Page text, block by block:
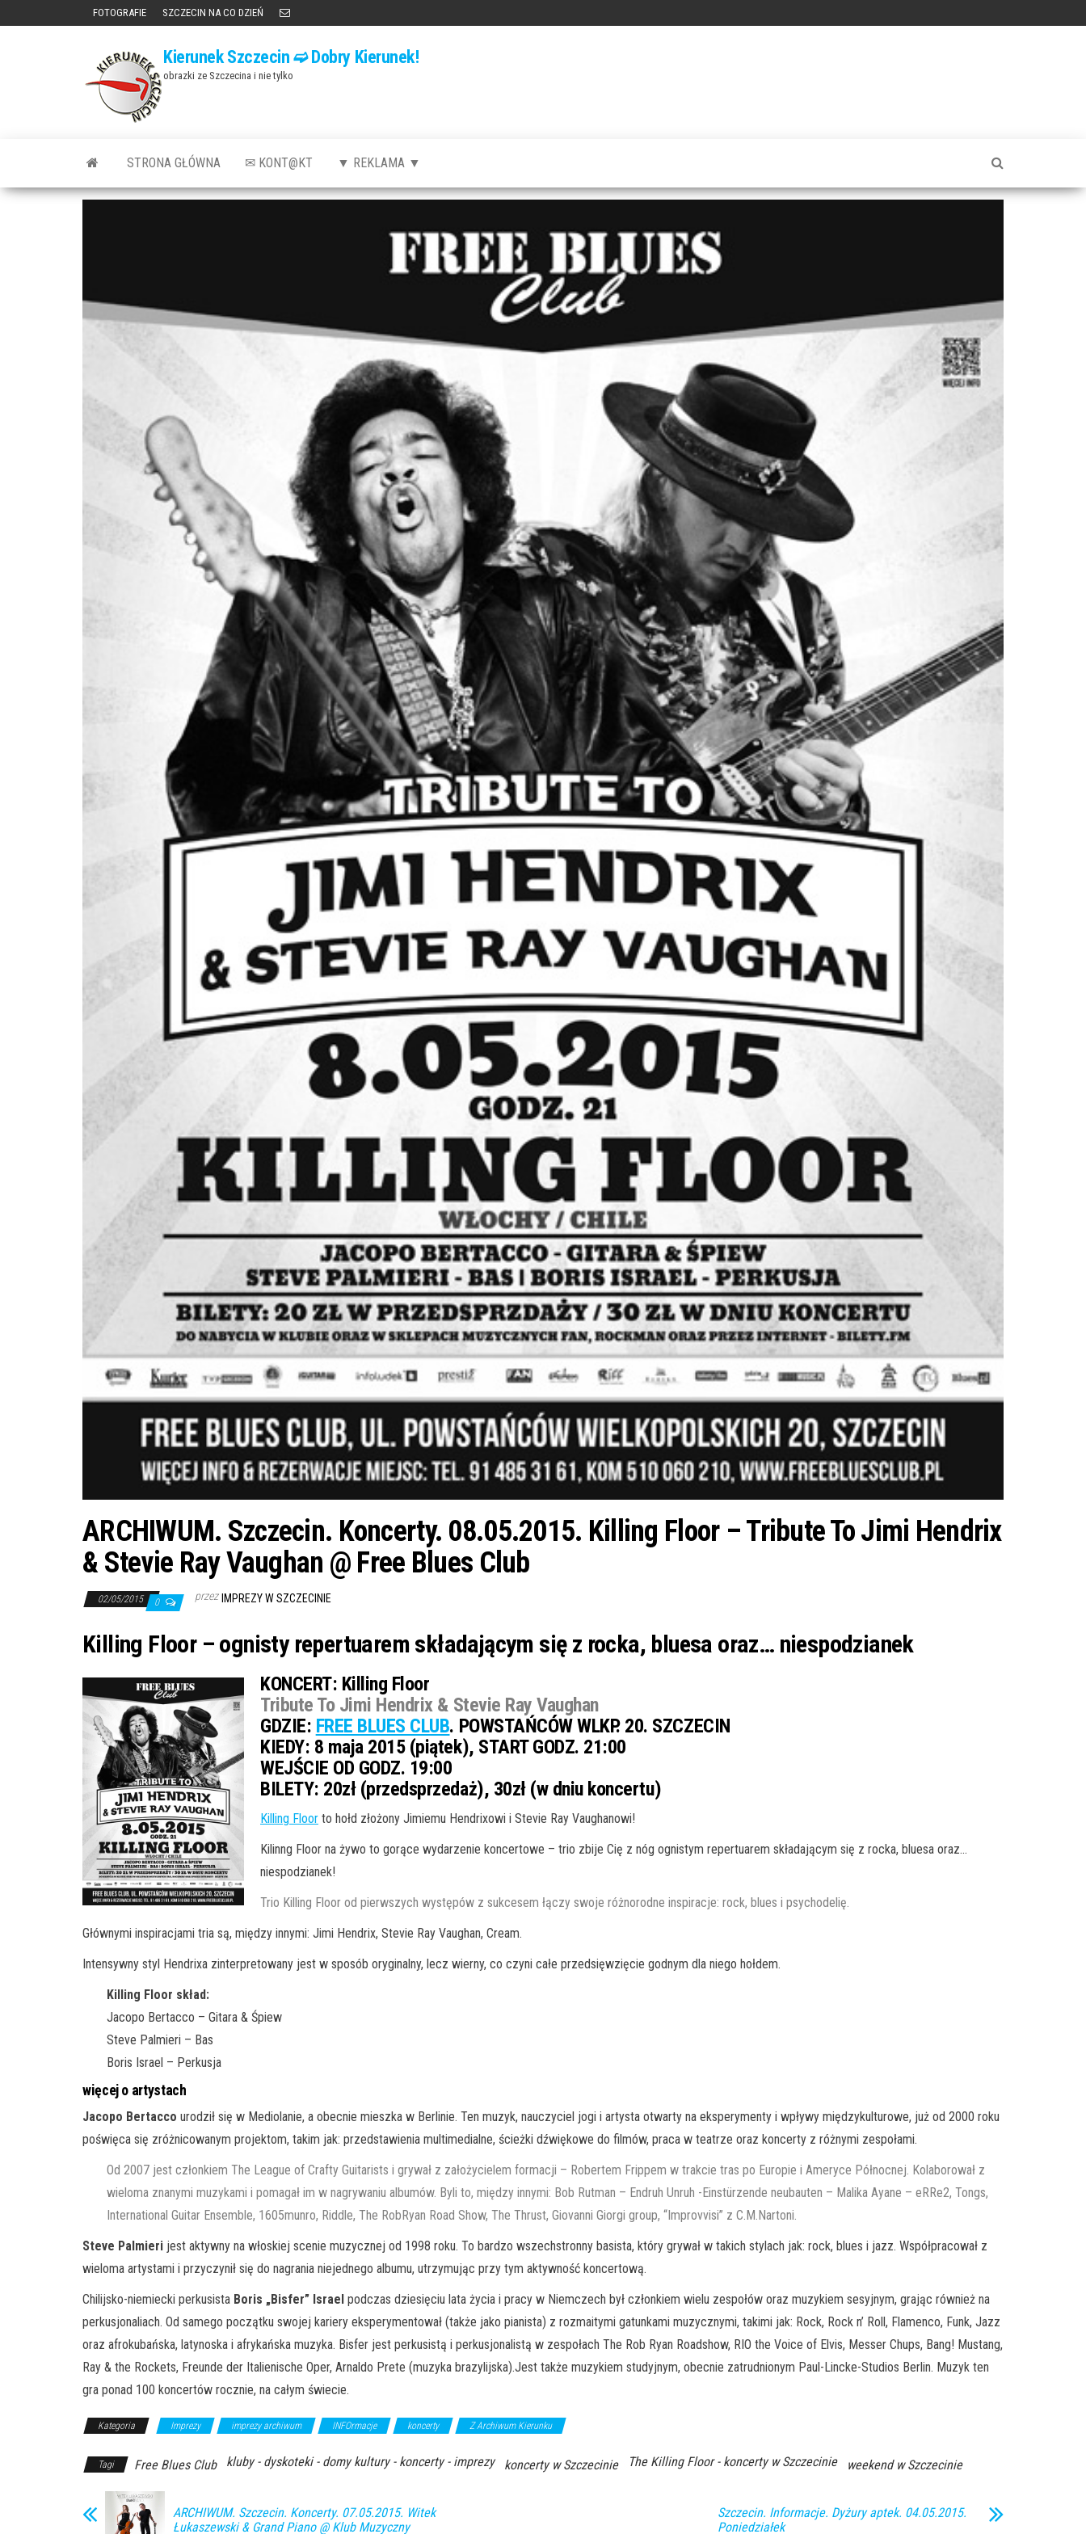
FOTOGRAFIE SZCZECIN NA CO DZIEŃ
Kierunek Szczecin ➫ Dobry Kierunek!
obrazki ze Szczecina i nie tylko
STRONA GŁÓWNA ✉ KONT@KT ▼ REKLAMA ▼
ARCHIWUM. Szczecin. Koncerty. 08.05.2015. Killing Floor – Tribute To Jimi Hendrix
& Stevie Ray Vaughan @ Free Blues Club
02/05/2015 0 przez IMPREZY W SZCZECINIE
Killing Floor – ognisty repertuarem składającym się z rocka, bluesa oraz… niespodzianek
KONCERT: Killing Floor
Tribute To Jimi Hendrix & Stevie Ray Vaughan
GDZIE: FREE BLUES CLUB. POWSTAŃCÓW WLKP. 20. SZCZECIN
KIEDY: 8 maja 2015 (piątek), START GODZ. 21:00
WEJŚCIE OD GODZ. 19:00
BILETY: 20zł (przedsprzedaż), 30zł (w dniu koncertu)
Killing Floor to hołd złożony Jimiemu Hendrixowi i Stevie Ray Vaughanowi!
Kilinng Floor na żywo to gorące wydarzenie koncertowe – trio zbije Cię z nóg ognistym repertuarem składającym się z rocka, bluesa oraz…
niespodzianek!
Trio Killing Floor od pierwszych występów z sukcesem łączy swoje różnorodne inspiracje: rock, blues i psychodelię.
Głównymi inspiracjami tria są, między innymi: Jimi Hendrix, Stevie Ray Vaughan, Cream.
Intensywny styl Hendrixa zinterpretowany jest w sposób oryginalny, lecz wierny, co czyni całe przedsięwzięcie godnym dla niego hołdem.
Killing Floor skład:
Jacopo Bertacco – Gitara & Śpiew
Steve Palmieri – Bas
Boris Israel – Perkusja
więcej o artystach
Jacopo Bertacco urodził się w Mediolanie, a obecnie mieszka w Berlinie. Ten muzyk, nauczyciel jogi i artysta otwarty na eksperymenty i wpływy międzykulturowe, już od 2000 roku
poświęca się zróżnicowanym projektom, takim jak: przedstawienia multimedialne, ścieżki dźwiękowe do filmów, praca w teatrze oraz koncerty z różnymi zespołami.
Od 2007 jest członkiem The League of Crafty Guitarists i grywał z założycielem formacji – Robertem Frippem w trakcie tras po Europie i Ameryce Północnej. Kolaborował z
wieloma znanymi muzykami i pomagał im w nagrywaniu albumów. Byli to, między innymi: Bob Rutman – Endruh Unruh -Einstürzende neubauten – Malika Ayane – eRRe2, Tongs,
International Guitar Ensemble, 1605munro, Riddle, The RobRyan Road Show, The Thrust, Giovanni Giorgi group, “Improvvisi” z C.M.Nartoni.
Steve Palmieri jest aktywny na włoskiej scenie muzycznej od 1998 roku. To bardzo wszechstronny basista, który grywał w takich stylach jak: rock, blues i jazz. Współpracował z
wieloma artystami i przyczynił się do nagrania niejednego albumu, utrzymując przy tym aktywność koncertową.
Chilijsko-niemiecki perkusista Boris „Bisfer” Israel podczas dziesięciu lata życia i pracy w Niemczech był członkiem wielu zespołów oraz muzykiem sesyjnym, grając również na
perkusjonaliach. Od samego początku swojej kariery eksperymentował (także jako pianista) z rozmaitymi gatunkami muzycznymi, takimi jak: Rock, Rock n’ Roll, Flamenco, Funk, Jazz
oraz afrokubańska, latynoska i afrykańska muzyka. Bisfer jest perkusistą i perkusjonalistą w zespołach The Rob Ryan Roadshow, RIO the Voice of Elvis, Messer Chups, Bang! Mustang,
Ray & the Rockets, Freunde der Italienische Oper, Arnaldo Prete (muzyka brazylijska).Jest także muzykiem studyjnym, obecnie zatrudnionym Paul-Lincke-Studios Berlin. Muzyk ten
gra ponad 100 koncertów rocznie, na całym świecie.
Kategoria Imprezy imprezy archiwum INFOrmacje koncerty Z Archiwum Kierunku
Tagi Free Blues Club kluby - dyskoteki - domy kultury - koncerty - imprezy koncerty w Szczecinie The Killing Floor - koncerty w Szczecinie weekend w Szczecinie
ARCHIWUM. Szczecin. Koncerty. 07.05.2015. Witek
Łukaszewski & Grand Piano @ Klub Muzyczny
Szczecin. Informacje. Dyżury aptek. 04.05.2015.
Poniedziałek